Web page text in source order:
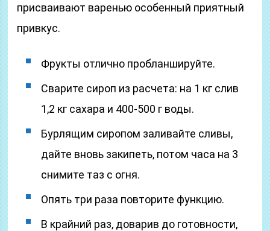
присваивают варенью особенный приятный
привкус.
Фрукты отлично пробланшируйте.
Сварите сироп из расчета: на 1 кг слив
1,2 кг сахара и 400-500 г воды.
Бурлящим сиропом заливайте сливы,
дайте вновь закипеть, потом часа на 3
снимите таз с огня.
Опять три раза повторите функцию.
В крайний раз, доварив до готовности,